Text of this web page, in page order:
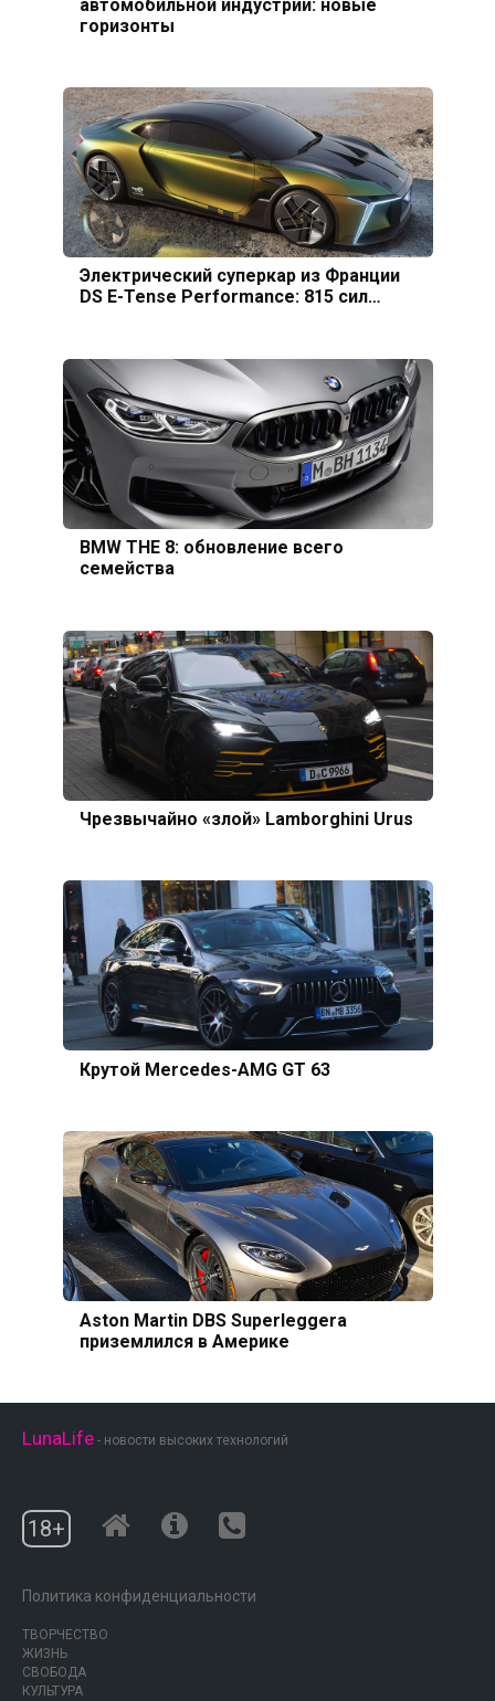
горизонты
Электрический суперкар из Франции
DS E-Tense Performance: 815 сил…
BMW THE 8: обновление всего
семейства
Чрезвычайно «злой» Lamborghini Urus
Крутой Mercedes-AMG GT 63
Aston Martin DBS Superleggera
приземлился в Америке
LunaLife - новости высоких технологий
18+
Политика конфиденциальности
ТВОРЧЕСТВО
ЖИЗНЬ
СВОБОДА
КУЛЬТУРА